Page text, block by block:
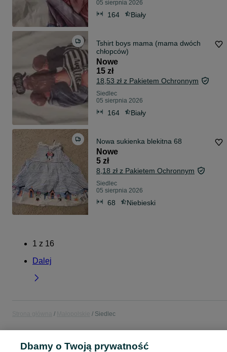
05 sierpnia 2026
164 Biały
Tshirt boys mama (mama dwóch
chłopców)
Nowe
15 zł
18,53 zł z Pakietem Ochronnym
Siedlec
05 sierpnia 2026
164 Biały
Nowa sukienka blekitna 68
Nowe
5 zł
8,18 zł z Pakietem Ochronnym
Siedlec
05 sierpnia 2026
68 Niebieski
1 z 16
Dalej
Siedlec
POLSKA » MAŁOPOLSKIE » SIEDLEC
Dbamy o Twoją prywatność